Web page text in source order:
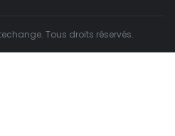
Tous droits réservés.